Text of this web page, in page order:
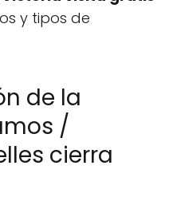
y tipos de
de la
/
cierra